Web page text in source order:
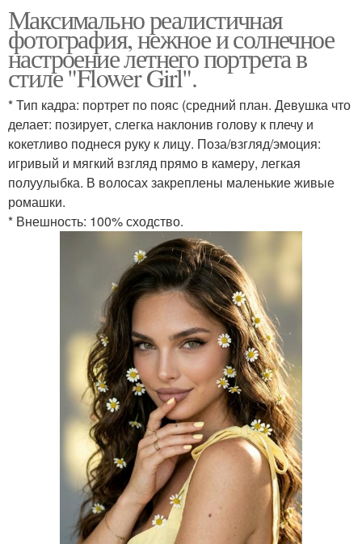
Максимально реалистичная
фотография, нежное и солнечное
настроение летнего портрета в
стиле "Flower Girl".
* Тип кадра: портрет по пояс (средний план. Девушка что
делает: позирует, слегка наклонив голову к плечу и
кокетливо поднеся руку к лицу. Поза/взгляд/эмоция:
игривый и мягкий взгляд прямо в камеру, легкая
полуулыбка. В волосах закреплены маленькие живые
ромашки.
* Внешность: 100% сходство.